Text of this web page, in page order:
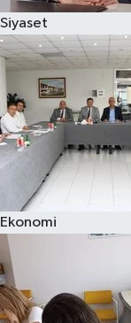
Siyaset
Ekonomi